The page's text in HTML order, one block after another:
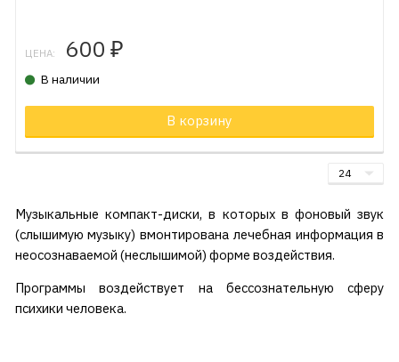
ЦЕНА: 600 ₽
В наличии
В корзину
Музыкальные компакт-диски, в которых в фоновый звук
(слышимую музыку) вмонтирована лечебная информация в
неосознаваемой (неслышимой) форме воздействия.
Программы воздействует на бессознательную сферу
психики человека.